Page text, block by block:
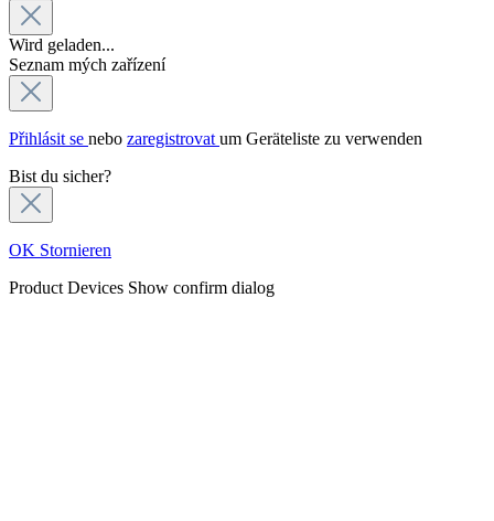
Wird geladen...
Seznam mých zařízení
Přihlásit se nebo zaregistrovat um Geräteliste zu verwenden
Bist du sicher?
OK Stornieren
Product Devices Show confirm dialog